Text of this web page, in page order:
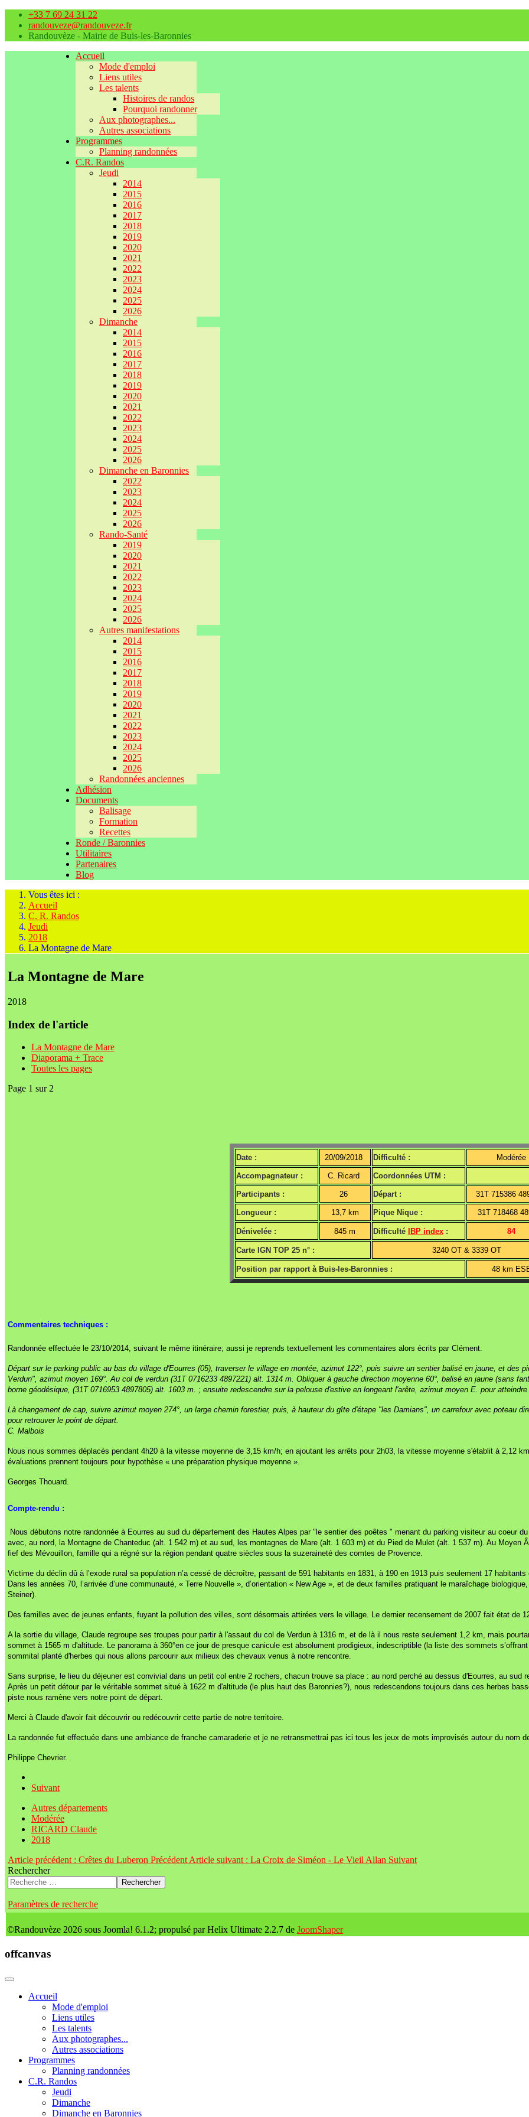
+33 7 69 24 31 22
randouveze@randouveze.fr
Randouvèze - Mairie de Buis-les-Baronnies
Accueil
Mode d'emploi
Liens utiles
Les talents
Histoires de randos
Pourquoi randonner
Aux photographes...
Autres associations
Programmes
Planning randonnées
C.R. Randos
Jeudi
2014
2015
2016
2017
2018
2019
2020
2021
2022
2023
2024
2025
2026
Dimanche
2014
2015
2016
2017
2018
2019
2020
2021
2022
2023
2024
2025
2026
Dimanche en Baronnies
2022
2023
2024
2025
2026
Rando-Santé
2019
2020
2021
2022
2023
2024
2025
2026
Autres manifestations
2014
2015
2016
2017
2018
2019
2020
2021
2022
2023
2024
2025
2026
Randonnées anciennes
Adhésion
Documents
Balisage
Formation
Recettes
Ronde / Baronnies
Utilitaires
Partenaires
Blog
Vous êtes ici :
Accueil
C. R. Randos
Jeudi
2018
La Montagne de Mare
La Montagne de Mare
2018
Index de l'article
La Montagne de Mare
Diaporama + Trace
Toutes les pages
Page 1 sur 2
Date : 20/09/2018 Difficulté : Modérée
Accompagnateur : C. Ricard Coordonnées UTM :
Participants : 26 Départ : 31T 715386
Longueur : 13,7 km Pique Nique : 31T 718468
Dénivelée : 845 m Difficulté IBP index: 84
Carte IGN TOP 25 n° : 3240 OT & 3339 OT
Position par rapport à Buis-les-Baronnies : 48 km
Commentaires techniques :
Randonnée effectuée le 23/10/2014, suivant le même itinéraire; aussi je reprends textuellement les commentaires alors écrits par Clément.
Départ sur le parking public au bas du village d'Eourres (05), traverser le village en montée, azimut 122°, puis suivre un sentier balisé en jaune, et des
Verdun", azimut moyen 169°. Au col de verdun (31T 0716233 4897221) alt. 1314 m. Obliquer à gauche direction moyenne 60°, balisé en jaune (sans
borne géodésique, (31T 0716953 4897805) alt. 1603 m. ; ensuite redescendre sur la pelouse d'estive en longeant l'arête, azimut moyen E. pour
Là changement de cap, suivre azimut moyen 274°, un large chemin forestier, puis, à hauteur du gîte d'étape "les Damians", un carrefour avec poteau
pour retrouver le point de départ.
C. Malbois
Nous nous sommes déplacés pendant 4h20 à la vitesse moyenne de 3,15 km/h; en ajoutant les arrêts pour 2h03, la vitesse moyenne s'établit à 2,12
évaluations prennent toujours pour hypothèse « une préparation physique moyenne ».
Georges Thouard.
Compte-rendu :
Nous débutons notre randonnée à Eourres au sud du département des Hautes Alpes par "le sentier des poêtes " menant du parking visiteur au coeur
avec, au nord, la Montagne de Chanteduc (alt. 1 542 m) et au sud, les montagnes de Mare (alt. 1 603 m) et du Pied de Mulet (alt. 1 537 m). Au Moyen
fief des Mévouillon, famille qui a régné sur la région pendant quatre siècles sous la suzeraineté des comtes de Provence.
Victime du déclin dû à l’exode rural sa population n’a cessé de décroître, passant de 591 habitants en 1831, à 190 en 1913 puis seulement 17 habitants
Dans les années 70, l’arrivée d’une communauté, « Terre Nouvelle », d’orientation « New Age », et de deux familles pratiquant le maraîchage
Steiner).
Des familles avec de jeunes enfants, fuyant la pollution des villes, sont désormais attirées vers le village. Le dernier recensement de 2007 fait état de
A la sortie du village, Claude regroupe ses troupes pour partir à l'assaut du col de Verdun à 1316 m, et de là il nous reste seulement 1,2 km, mais
sommet à 1565 m d'altitude. Le panorama à 360°en ce jour de presque canicule est absolument prodigieux, indescriptible (la liste des sommets
sommital planté d'herbes qui nous allons parcourir aux milieux des chevaux venus à notre rencontre.
Sans surprise, le lieu du déjeuner est convivial dans un petit col entre 2 rochers, chacun trouve sa place : au nord perché au dessus d'Eourres, au sud
Après un petit détour par le véritable sommet situé à 1622 m d'altitude (le plus haut des Baronnies?), nous redescendons toujours dans ces herbes
piste nous ramène vers notre point de départ.
Merci à Claude d'avoir fait découvrir ou redécouvrir cette partie de notre territoire.
La randonnée fut effectuée dans une ambiance de franche camaraderie et je ne retransmettrai pas ici tous les jeux de mots improvisés autour du nom
Philippe Chevrier.
Suivant
Autres départements
Modérée
RICARD Claude
2018
Article précédent : Crêtes du Luberon Précédent Article suivant : La Croix de Siméon - Le Vieil Allan Suivant
Rechercher
Rechercher
Paramètres de recherche
©Randouvèze 2026 sous Joomla! 6.1.2; propulsé par Helix Ultimate 2.2.7 de JoomShaper
offcanvas
Accueil
Mode d'emploi
Liens utiles
Les talents
Aux photographes...
Autres associations
Programmes
Planning randonnées
C.R. Randos
Jeudi
Dimanche
Dimanche en Baronnies